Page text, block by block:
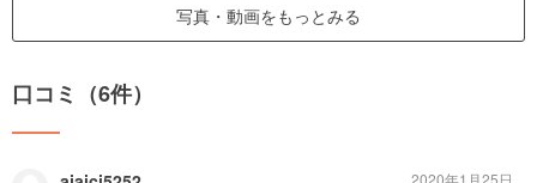
写真・動画をもっとみる
口コミ（6件）
2020年1月25日